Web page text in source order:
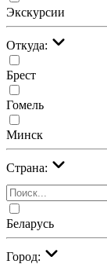
Экскурсии
Откуда:
Брест
Гомель
Минск
Страна:
Беларусь
Город: